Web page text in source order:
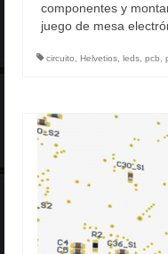
componentes y
juego de mesa
circuito, Helvetios, leds, pcb,